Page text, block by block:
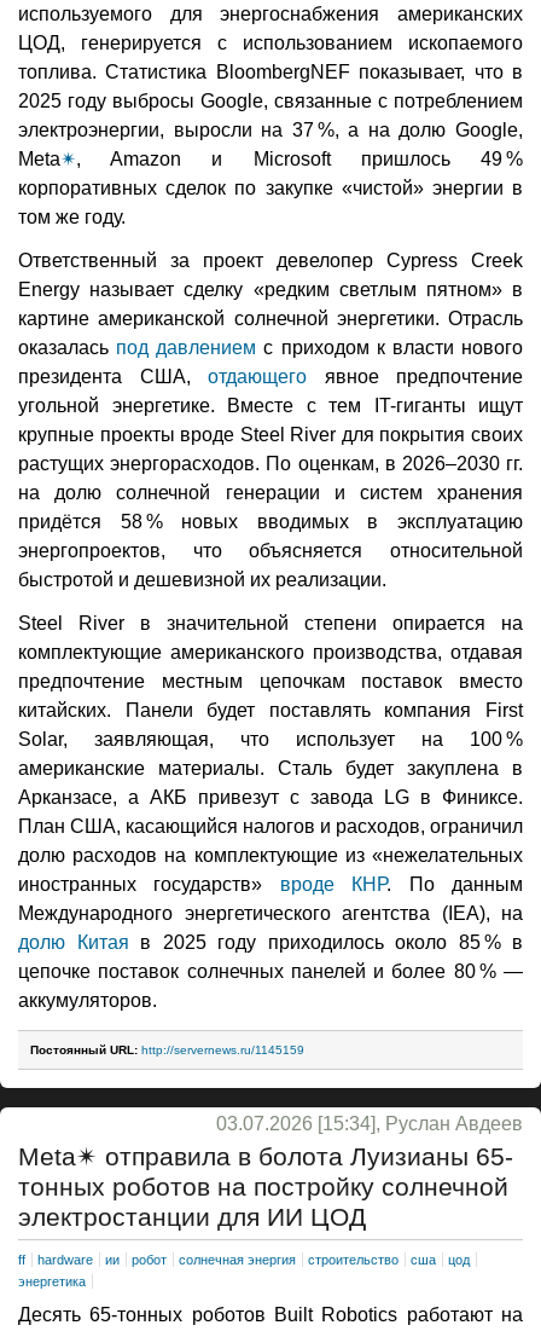
используемого для энергоснабжения американских
ЦОД, генерируется с использованием ископаемого
топлива. Статистика BloombergNEF показывает, что в
2025 году выбросы Google, связанные с потреблением
электроэнергии, выросли на 37 %, а на долю Google,
Meta✴, Amazon и Microsoft пришлось 49 %
корпоративных сделок по закупке «чистой» энергии в
том же году.
Ответственный за проект девелопер Cypress Creek
Energy называет сделку «редким светлым пятном» в
картине американской солнечной энергетики. Отрасль
оказалась под давлением с приходом к власти нового
президента США, отдающего явное предпочтение
угольной энергетике. Вместе с тем IT-гиганты ищут
крупные проекты вроде Steel River для покрытия своих
растущих энергорасходов. По оценкам, в 2026–2030 гг.
на долю солнечной генерации и систем хранения
придётся 58 % новых вводимых в эксплуатацию
энергопроектов, что объясняется относительной
быстротой и дешевизной их реализации.
Steel River в значительной степени опирается на
комплектующие американского производства, отдавая
предпочтение местным цепочкам поставок вместо
китайских. Панели будет поставлять компания First
Solar, заявляющая, что использует на 100 %
американские материалы. Сталь будет закуплена в
Арканзасе, а АКБ привезут с завода LG в Финиксе.
План США, касающийся налогов и расходов, ограничил
долю расходов на комплектующие из «нежелательных
иностранных государств» вроде КНР. По данным
Международного энергетического агентства (IEA), на
долю Китая в 2025 году приходилось около 85 % в
цепочке поставок солнечных панелей и более 80 % —
аккумуляторов.
Постоянный URL: http://servernews.ru/1145159
03.07.2026 [15:34], Руслан Авдеев
Meta✴ отправила в болота Луизианы 65-
тонных роботов на постройку солнечной
электростанции для ИИ ЦОД
ff hardware ии робот солнечная энергия строительство сша
цод
энергетика
Десять 65-тонных роботов Built Robotics работают на